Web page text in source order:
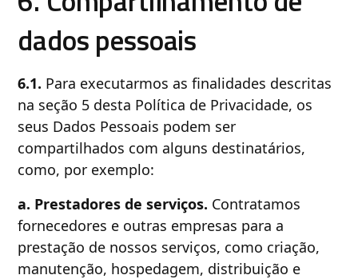
dados pessoais
6.1. Para executarmos as finalidades descritas
na seção 5 desta Política de Privacidade, os
seus Dados Pessoais podem ser
compartilhados com alguns destinatários,
como, por exemplo:
a. Prestadores de serviços. Contratamos
fornecedores e outras empresas para a
prestação de nossos serviços, como criação,
manutenção, hospedagem, distribuição e